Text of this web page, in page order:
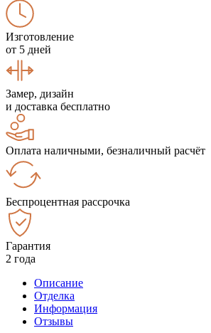
Изготовление
от 5 дней
Замер, дизайн
и доставка бесплатно
Оплата наличными, безналичный расчёт
Беспроцентная рассрочка
Гарантия
2 года
Описание
Отделка
Информация
Отзывы